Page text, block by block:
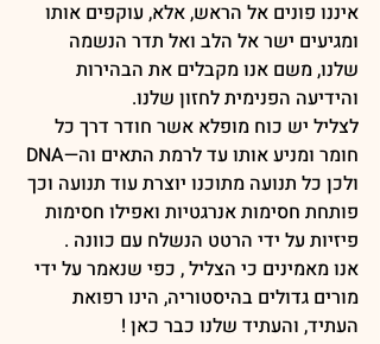
איננו פונים אל הראש, אלא, עוקפים אותו
ומגיעים ישר אל הלב ואל תדר הנשמה
שלנו, משם אנו מקבלים את הבהירות
והידיעה הפנימית לחזון שלנו.
לצליל יש כוח מופלא אשר חודר דרך כל
חומר ומניע אותו עד לרמת התאים וה—DNA
ולכן כל תנועה מתוכנו יוצרת עוד תנועה וכך
פותחת חסימות אנרגטיות ואפילו חסימות
פיזיות על ידי הרטט הנשלח עם כוונה .
אנו מאמינים כי הצליל , כפי שנאמר על ידי
מורים גדולים בהיסטוריה, הינו רפואת
העתיד, והעתיד שלנו כבר כאן !